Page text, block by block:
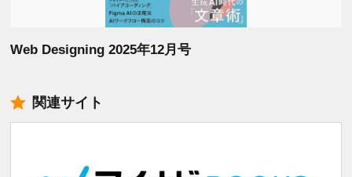
Web Designing 2025年12月号
関連サイト